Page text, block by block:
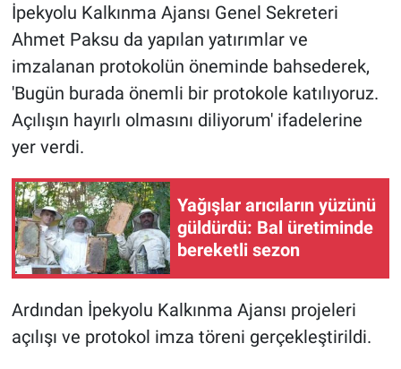
İpekyolu Kalkınma Ajansı Genel Sekreteri
Ahmet Paksu da yapılan yatırımlar ve
imzalanan protokolün öneminde bahsederek,
'Bugün burada önemli bir protokole katılıyoruz.
Açılışın hayırlı olmasını diliyorum' ifadelerine
yer verdi.
Yağışlar arıcıların yüzünü
güldürdü: Bal üretiminde
bereketli sezon
Ardından İpekyolu Kalkınma Ajansı projeleri
açılışı ve protokol imza töreni gerçekleştirildi.